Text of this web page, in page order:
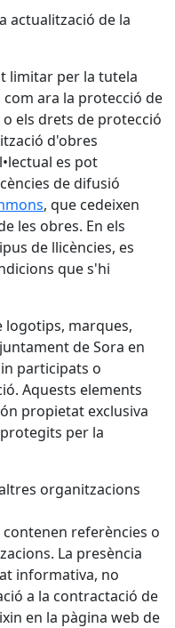
actualització de la
limitar per la tutela
ara la protecció de
els drets de protecció
d'obres
es pot
de difusió
, que cedeixen
les obres. En els
de llicències, es
que s'hi
logotips, marques,
de Sora en
participats o
Aquests elements
propietat exclusiva
per la
organitzacions
referències o
La presència
informativa, no
a la contractació de
en la pàgina web de